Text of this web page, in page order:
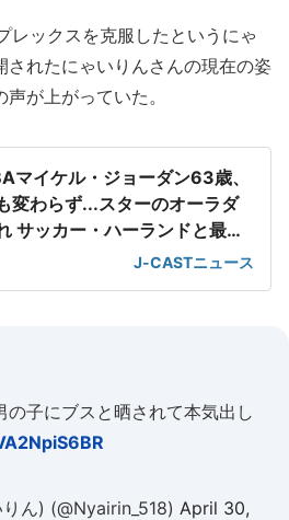
ックスを克服したというにゃ
されたにゃいりんさんの現在の姿
が上がっていた。
マイケル・ジョーダン63歳、
変わらず...スターのオーラダ
サッカー・ハーランドと最強
J-CASTニュース
の子にブスと晒されて本気出し
ん) (@Nyairin_518) April 30,